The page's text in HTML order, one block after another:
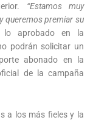
“Estamos muy
queremos premiar su
lo aprobado en la
podrán solicitar un
abonado en la
de la campaña
a los más fieles y la